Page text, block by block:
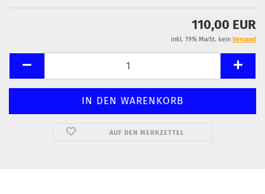
110,00 EUR
inkl. 19% MwSt. kein Versand
AUF DEN MERKZETTEL